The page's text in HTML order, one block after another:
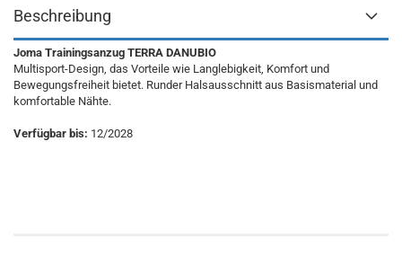
Beschreibung
Joma Trainingsanzug TERRA DANUBIO
Multisport-Design, das Vorteile wie Langlebigkeit, Komfort und
Bewegungsfreiheit bietet. Runder Halsausschnitt aus Basismaterial und
komfortable Nähte.
Verfügbar bis: 12/2028